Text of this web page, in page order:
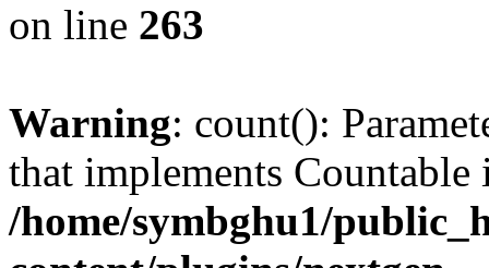
on line 263
Warning: count():
that implements Countable
/home/symbghu1/